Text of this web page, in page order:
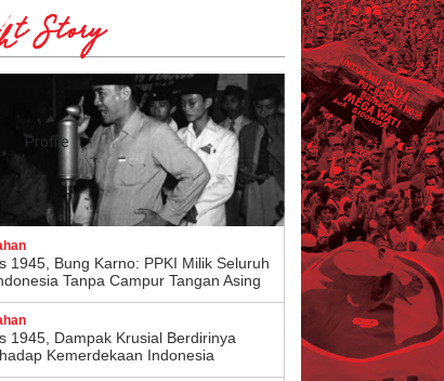
Profile
Story
1945, Bung Karno: PPKI Milik Seluruh
Tanpa Campur Tangan Asing
1945, Dampak Krusial Berdirinya
Kemerdekaan Indonesia